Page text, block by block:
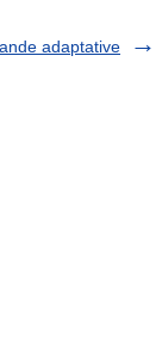
adaptative